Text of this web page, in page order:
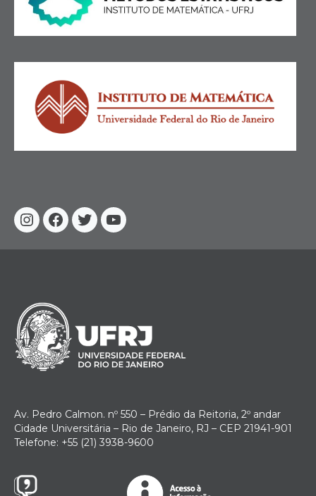
Instagram
Facebook
TwitterYouTube
Av. Pedro Calmon. nº 550 – Prédio da Reitoria, 2º andar
Cidade Universitária – Rio de Janeiro, RJ – CEP 21941-901
Telefone: +55 (21) 3938-9600